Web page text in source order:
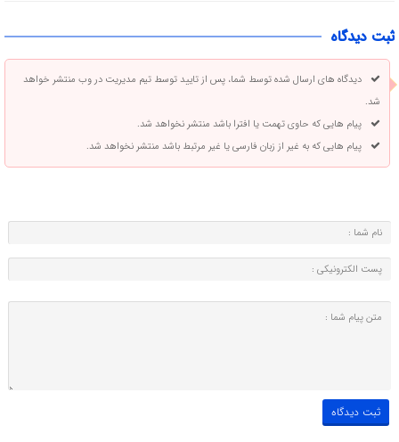
ثبت دیدگاه
دیدگاه های ارسال شده توسط شما، پس از تایید توسط تیم مدیریت در وب منتشر خواهد
شد.
پیام هایی که حاوی تهمت یا افترا باشد منتشر نخواهد شد.
پیام هایی که به غیر از زبان فارسی یا غیر مرتبط باشد منتشر نخواهد شد.